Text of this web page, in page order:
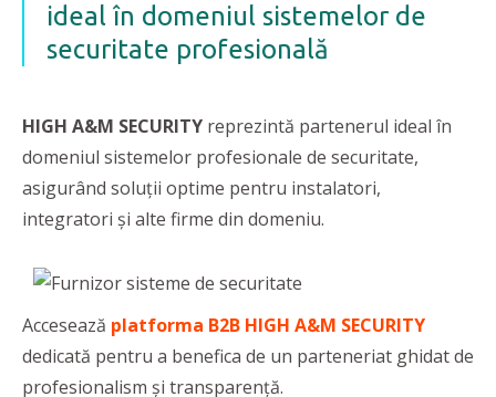
ideal în domeniul sistemelor de
securitate profesională
HIGH A&M SECURITY reprezintă partenerul ideal în
domeniul sistemelor profesionale de securitate,
asigurând soluţii optime pentru instalatori,
integratori şi alte firme din domeniu.
Accesează platforma B2B HIGH A&M SECURITY
dedicată pentru a benefica de un parteneriat ghidat de
profesionalism şi transparenţă.